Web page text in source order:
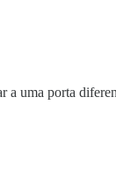
a uma porta